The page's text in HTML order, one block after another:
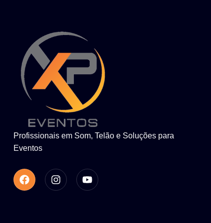
Profissionais em Som, Telão e Soluções para
Eventos